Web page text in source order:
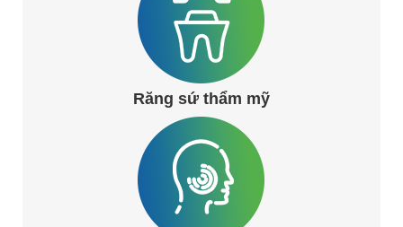
Răng sứ thẩm mỹ